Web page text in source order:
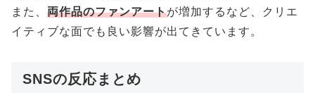
また、 両作品のファンアートが増加するなど、クリエ
イティブな面でも良い影響が出てきています。
SNSの反応まとめ